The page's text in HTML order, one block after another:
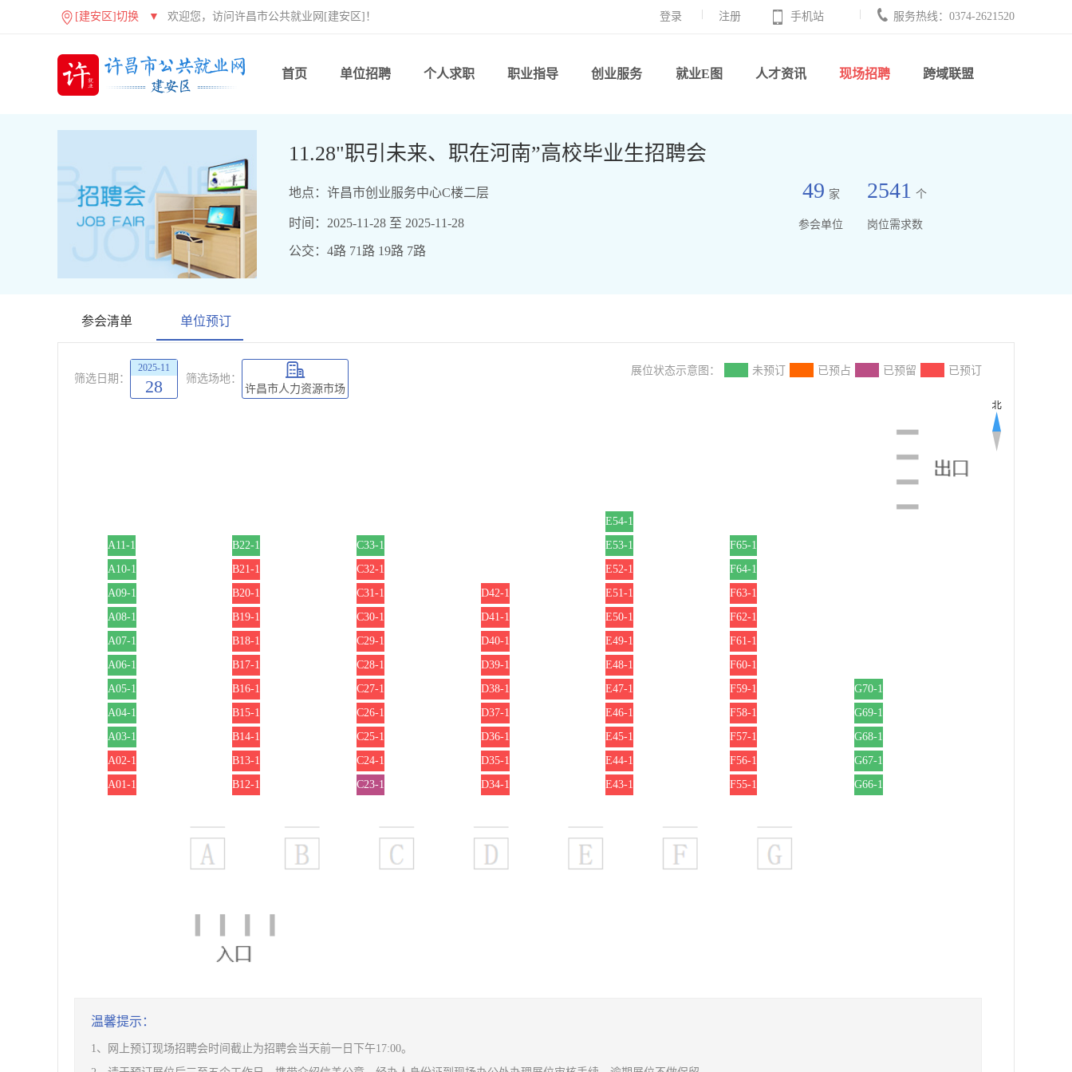
[建安区]切换 ▼ 欢迎您，访问许昌市公共就业网[建安区]！ 登录 注册 手机站 服务热线：0374-2621520
首页 单位招聘 个人求职 职业指导 创业服务 就业E图 人才资讯 现场招聘 跨域联盟
11.28"职引未来、职在河南”高校毕业生招聘会
地点：许昌市创业服务中心C楼二层
时间：2025-11-28 至 2025-11-28
49 家
参会单位
2541 个
岗位需求数
公交：4路 71路 19路 7路
参会清单 单位预订
筛选日期：
2025-11
28
筛选场地：
许昌市人力资源市场
展位状态示意图： 未预订 已预占 已预留 已预订
E54-1
A11-1
B22-1 C33-1 E53-1
F65-1
A10-1
B21-1 C32-1 E52-1
F64-1
A09-1
B20-1 C31-1 D42-1 E51-1
F63-1
A08-1
B19-1 C30-1 D41-1 E50-1
F62-1
A07-1
B18-1 C29-1 D40-1 E49-1
F61-1
A06-1
B17-1 C28-1 D39-1 E48-1
F60-1
A05-1
B16-1 C27-1 D38-1 E47-1 F59-1
G70-1
A04-1
B15-1 C26-1 D37-1 E46-1 F58-1
G69-1
A03-1
B14-1 C25-1 D36-1 E45-1 F57-1
G68-1
A02-1
B13-1 C24-1 D35-1 E44-1 F56-1
G67-1
A01-1
B12-1 C23-1 D34-1 E43-1 F55-1 G66-1
温馨提示：
1、网上预订现场招聘会时间截止为招聘会当天前一日下午17:00。